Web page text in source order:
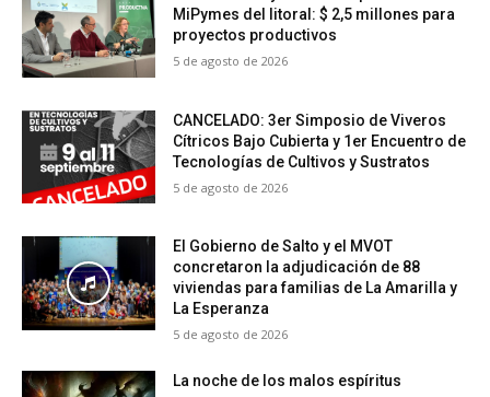
MiPymes del litoral: $ 2,5 millones para
proyectos productivos
5 de agosto de 2026
CANCELADO: 3er Simposio de Viveros
Cítricos Bajo Cubierta y 1er Encuentro de
Tecnologías de Cultivos y Sustratos
5 de agosto de 2026
El Gobierno de Salto y el MVOT
concretaron la adjudicación de 88
viviendas para familias de La Amarilla y
La Esperanza
5 de agosto de 2026
La noche de los malos espíritus